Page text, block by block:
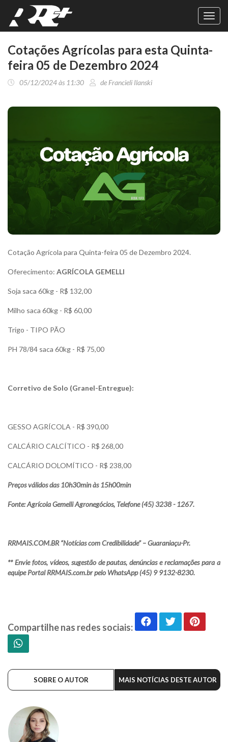
Cotações Agrícolas para esta Quinta-
feira 05 de Dezembro 2024
05/12/2024 às 11:30 de Francieli Ilanski
Cotação Agrícola para Quinta-feira 05 de Dezembro 2024.
Oferecimento: AGRÍCOLA GEMELLI
Soja saca 60kg - R$ 132,00
Milho saca 60kg - R$ 60,00
Trigo - TIPO PÃO
PH 78/84 saca 60kg - R$ 75,00
Corretivo de Solo (Granel-Entregue):
GESSO AGRÍCOLA - R$ 390,00
CALCÁRIO CALCÍTICO - R$ 268,00
CALCÁRIO DOLOMÍTICO - R$ 238,00
Preços válidos das 10h30min às 15h00min
Fonte: Agrícola Gemelli Agronegócios, Telefone (45) 3238 - 1267.
RRMAIS.COM.BR “Notícias com Credibilidade” – Guaraniaçu-Pr.
** Envie fotos, vídeos, sugestão de pautas, denúncias e reclamações para a
equipe Portal RRMAIS.com.br pelo WhatsApp (45) 9 9132-8230.
Compartilhe nas redes sociais:
SOBRE O AUTOR MAIS NOTÍCIAS DESTE AUTOR